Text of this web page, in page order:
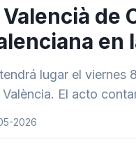
de
en
lugar el viernes
València. El acto
2026